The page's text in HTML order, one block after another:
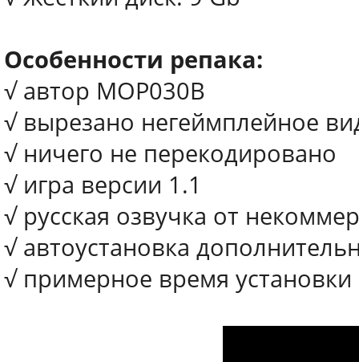
Особенности репака:
√ автор MOP030B
√ вырезано негеймплейное
√ ничего не перекодировано
√ игра версии 1.1
√ русская озвучка от
√ автоустановка
√ примерное время